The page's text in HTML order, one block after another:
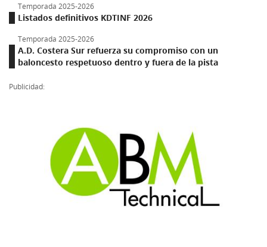
Temporada 2025-2026
Listados definitivos KDTINF 2026
Temporada 2025-2026
A.D. Costera Sur refuerza su compromiso con un
baloncesto respetuoso dentro y fuera de la pista
Publicidad: